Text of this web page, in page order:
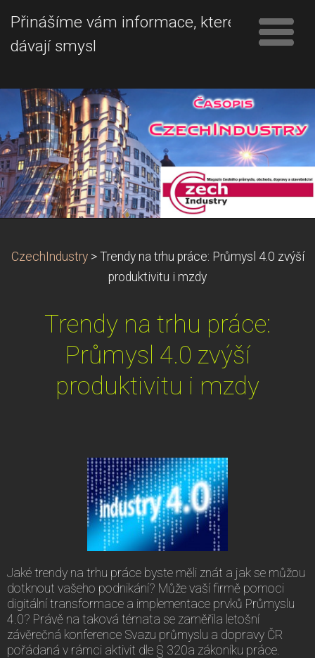
Přinášíme vám informace, které
dávají smysl
CzechIndustry > Trendy na trhu práce: Průmysl 4.0 zvýší
produktivitu i mzdy
Trendy na trhu práce:
Průmysl 4.0 zvýší
produktivitu i mzdy
Jaké trendy na trhu práce byste měli znát a jak se můžou
dotknout vašeho podnikání? Může vaší firmě pomoci
digitální transformace a implementace prvků Průmyslu
4.0? Právě na taková témata se zaměřila letošní
závěrečná konference Svazu průmyslu a dopravy ČR
pořádaná v rámci aktivit dle § 320a zákoníku práce.